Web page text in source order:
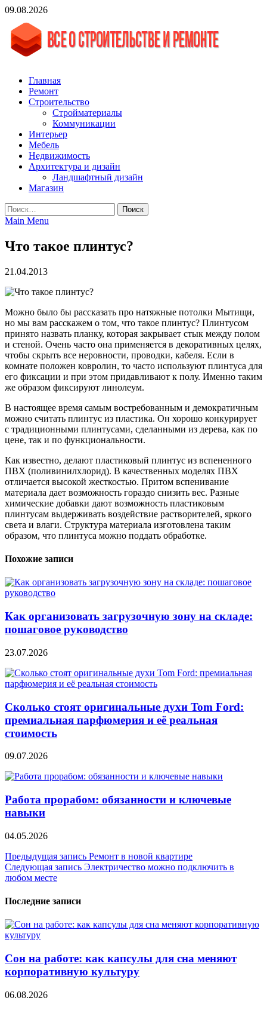
Skip
content
09.08.2026
vgasa.ru
Строительный журнал. Всё о строительстве и ремонтах
Главная
Ремонт
Строительство
Стройматериалы
Коммуникации
Интерьер
Мебель
Недвижимость
Архитектура и дизайн
Ландшафтный дизайн
Магазин
Найти:
Main Menu
Что такое плинтус?
21.04.2013
Можно было бы рассказать про натяжные потолки Мытищи,
но мы вам расскажем о том, что такое плинтус? Плинтусом
принято назвать планку, которая закрывает стык между полом
и стеной. Очень часто она применяется в декоративных целях,
чтобы скрыть все неровности, проводки, кабеля. Если в
комнате положен ковролин, то часто используют плинтуса для
его фиксации и при этом придавливают к полу. Именно таким
же образом фиксируют линолеум.
В настоящее время самым востребованным и демократичным
можно считать плинтус из пластика. Он хорошо конкурирует
с традиционными плинтусами, сделанными из дерева, как по
цене, так и по функциональности.
Как известно, делают пластиковый плинтус из вспененного
ПВХ (поливинилхлорид). В качественных моделях ПВХ
отличается высокой жесткостью. Притом вспенивание
материала дает возможность гораздо снизить вес. Разные
химические добавки дают возможность пластиковым
плинтусам выдерживать воздействие растворителей, яркого
света и влаги. Структура материала изготовлена таким
образом, что плинтуса можно поддать обработке.
Похожие записи
Как организовать загрузочную зону на складе:
пошаговое руководство
23.07.2026
Сколько стоят оригинальные духи Tom Ford:
премиальная парфюмерия и её реальная
стоимость
09.07.2026
Работа прорабом: обязанности и ключевые
навыки
04.05.2026
Навигация
по
Предыдущая запись Ремонт в новой квартире
Следующая запись Электричество можно подключить в
любом месте
Последние записи
Сон на работе: как капсулы для сна меняют
корпоративную культуру
06.08.2026